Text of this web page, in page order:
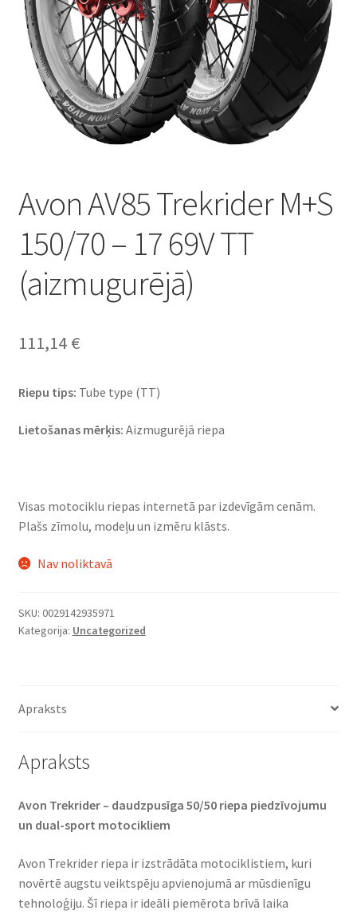
Avon AV85 Trekrider M+S
150/70 – 17 69V TT
(aizmugurējā)
111,14 €
Riepu tips: Tube type (TT)
Lietošanas mērķis: Aizmugurējā riepa
Visas motociklu riepas internetā par izdevīgām cenām.
Plašs zīmolu, modeļu un izmēru klāsts.
Nav noliktavā
SKU: 0029142935971
Kategorija: Uncategorized
Apraksts
Apraksts
Avon Trekrider – daudzpusīga 50/50 riepa piedzīvojumu
un dual-sport motocikliem​
Avon Trekrider riepa ir izstrādāta motociklistiem, kuri
novērtē augstu veiktspēju apvienojumā ar mūsdienīgu
tehnoloģiju. Šī riepa ir ideāli piemērota brīvā laika